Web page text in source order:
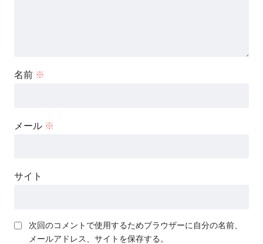
名前 ※
メール ※
サイト
次回のコメントで使用するためブラウザーに自分の名前、
メールアドレス、サイトを保存する。